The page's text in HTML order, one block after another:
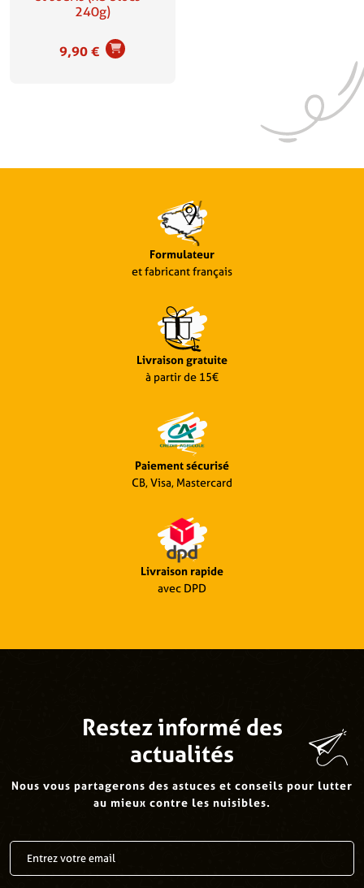
240g)
9,90€
Formulateur
et fabricant français
Livraison gratuite
à partir de 15€
Paiement sécurisé
CB, Visa, Mastercard
Livraison rapide
avec DPD
Restez informé des
actualités
Nous vous partagerons des astuces et conseils pour lutter
au mieux contre les nuisibles.